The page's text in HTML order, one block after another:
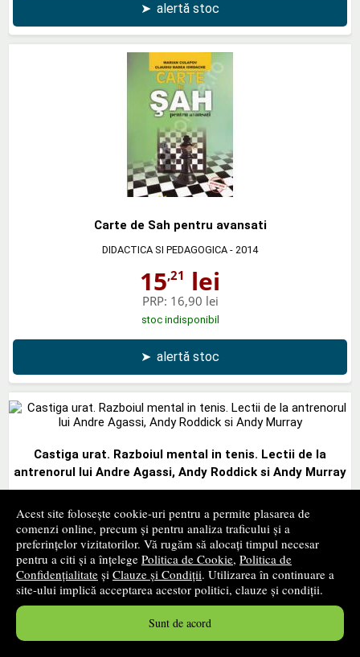
Acest site folosește cookie-uri pentru a permite plasarea de
comenzi online, precum și pentru analiza traficului și a
preferințelor vizitatorilor. Vă rugăm să alocați timpul necesar
pentru a citi și a înțelege Politica de Cookie, Politica de
Confidențialitate și Clauze și Condiții. Utilizarea în continuare a
site-ului implică acceptarea acestor politici, clauze și condiții.
Sunt de acord
➤ alertă stoc
Carte de Sah pentru avansati
DIDACTICA SI PEDAGOGICA - 2014
15,21 lei
PRP: 16,90 lei
stoc indisponibil
➤ alertă stoc
Castiga urat. Razboiul mental in tenis. Lectii de la
antrenorul lui Andre Agassi, Andy Roddick si Andy Murray
34,10lei
PRP:42,10 lei
stoc indisponibil
➤ alertă stoc